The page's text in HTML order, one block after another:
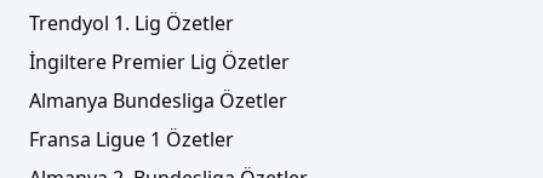
Trendyol 1. Lig Özetler
İngiltere Premier Lig Özetler
Almanya Bundesliga Özetler
Fransa Ligue 1 Özetler